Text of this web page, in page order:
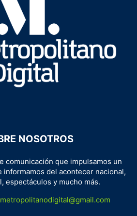
NOSOTROS
comunicación que impulsamos un
informamos del acontecer nacional,
espectáculos y mucho más.